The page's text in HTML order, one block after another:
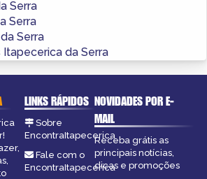
Serra
Serra
Serra
da Serra
LINKS RÁPIDOS
Sobre
EncontraItapecerica
Fale com o
EncontraItapecerica
NOVIDADES POR E-
MAIL
Receba grátis as
principais notícias,
dicas e promoções